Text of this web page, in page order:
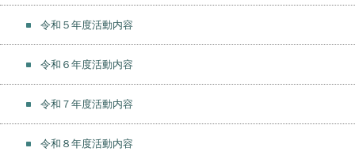
令和５年度活動内容
令和６年度活動内容
令和７年度活動内容
令和８年度活動内容